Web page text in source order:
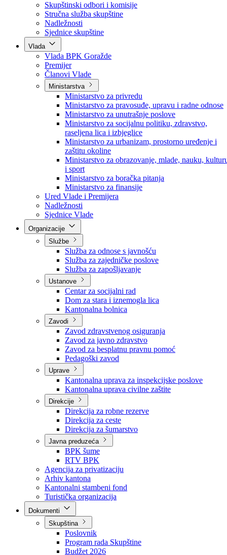
Poslanici po strankama
Poslanici po klubovima naroda
Kolegij skupštine
Skupštinski odbori i komisije
Stručna služba skupštine
Nadležnosti
Sjednice skupštine
Vlada
Vlada BPK Goražde
Premijer
Članovi Vlade
Ministarstva
Ministarstvo za privredu
Ministarstvo za pravosuđe, upravu i radne odnose
Ministarstvo za unutrašnje poslove
Ministarstvo za socijalnu politiku, zdravstvo,
raseljena lica i izbjeglice
Ministarstvo za urbanizam, prostorno uređenje i
zaštitu okoline
Ministarstvo za obrazovanje, mlade, nauku,
i sport
Ministarstvo za boračka pitanja
Ministarstvo za finansije
Ured Vlade i Premijera
Nadležnosti
Sjednice Vlade
Službe
Služba za odnose s javnošću
Služba za zajedničke poslove
Služba za zapošljavanje
Ustanove
Centar za socijalni rad
Dom za stara i iznemogla lica
Kantonalna bolnica
Zavodi
Zavod zdravstvenog osiguranja
Zavod za javno zdravstvo
Zavod za besplatnu pravnu pomoć
Pedagoški zavod
Uprave
Kantonalna uprava za inspekcijske poslove
Kantonalna uprava civilne zaštite
Direkcije
Direkcija za robne rezerve
Direkcija za ceste
Direkcija za šumarstvo
Javna preduzeća
BPK šume
RTV BPK
Agencija za privatizaciju
Arhiv kantona
Kantonalni stambeni fond
Turistička organizacija
Skupština